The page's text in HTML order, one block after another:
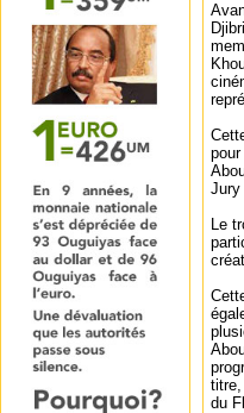
Jury
Le
du